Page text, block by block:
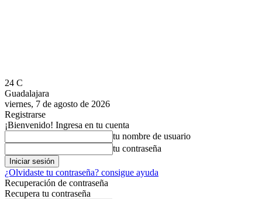
24 C
Guadalajara
viernes, 7 de agosto de 2026
Registrarse
¡Bienvenido! Ingresa en tu cuenta
tu nombre de usuario
tu contraseña
¿Olvidaste tu contraseña? consigue ayuda
Recuperación de contraseña
Recupera tu contraseña